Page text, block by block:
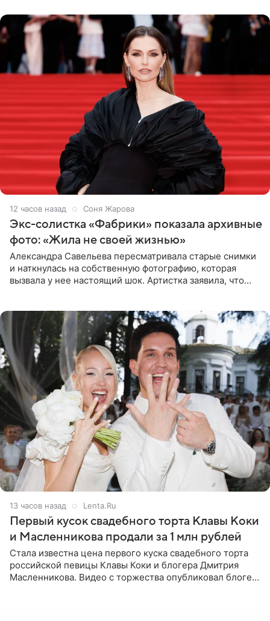
12 часов назад Соня Жарова
Экс-солистка «Фабрики» показала архивные
фото: «Жила не своей жизнью»
Александра Савельева пересматривала старые снимки
и наткнулась на собственную фотографию, которая
вызвала у нее настоящий шок. Артистка заявила, что
13 часов назад Lenta.Ru
Первый кусок свадебного торта Клавы Коки
и Масленникова продали за 1 млн рублей
Стала известна цена первого куска свадебного торта
российской певицы Клавы Коки и блогера Дмитрия
Масленникова. Видео с торжества опубликовал блогер